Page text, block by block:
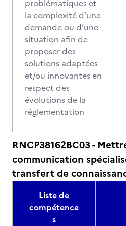
problématiques et
la complexité d’une
demande ou d’une
situation afin de
proposer des
solutions adaptées
et/ou innovantes en
respect des
évolutions de la
réglementation
RNCP38162BC03 -
communication
transfert de
Liste de
compétence
s